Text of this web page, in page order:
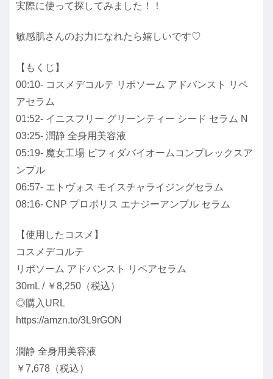
実際に使って探してみました！！
敏感肌さんのお力になれたら嬉しいです♡
【もくじ】
00:10- コスメデコルテ リポソーム アドバンスト リペ
アセラム
01:52- イニスフリー グリーンティー シード セラム N
03:25- 潤静 全身用美容液
05:19- 魔女工場 ビフィダバイオームコンプレックスア
ンプル
06:57- エトヴォス モイスチャライジングセラム
08:16- CNP プロポリス エナジーアンプル セラム
【使用したコスメ】
コスメデコルテ
リポソーム アドバンスト リペアセラム
30mL / ￥8,250（税込）
◎購入URL
https://amzn.to/3L9rGON
潤静 全身用美容液
￥7,678（税込）